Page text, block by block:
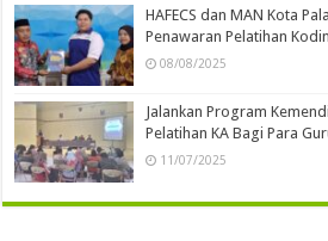
HAFECS dan MAN Kota
Penawaran Pelatihan
08/08/2025
Jalankan Program
Pelatihan KA Bagi Para
11/07/2025